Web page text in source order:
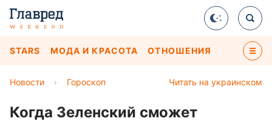
STARS МОДА И КРАСОТА ОТНОШЕНИЯ
Читать на украинском
Новости › Гороскоп
Когда Зеленский сможет